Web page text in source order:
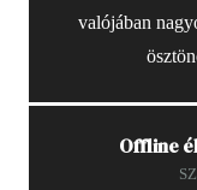
valójában
Offline